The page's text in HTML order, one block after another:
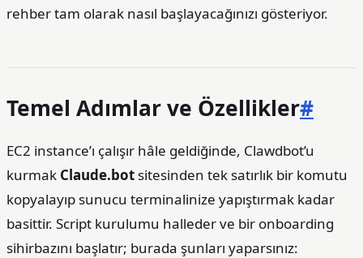
rehber tam olarak nasıl başlayacağınızı gösteriyor.
Temel Adımlar ve Özellikler#
EC2 instance’ı çalışır hâle geldiğinde, Clawdbot’u
kurmak Claude.bot sitesinden tek satırlık bir komutu
kopyalayıp sunucu terminalinize yapıştırmak kadar
basittir. Script kurulumu halleder ve bir onboarding
sihirbazını başlatır; burada şunları yaparsınız: